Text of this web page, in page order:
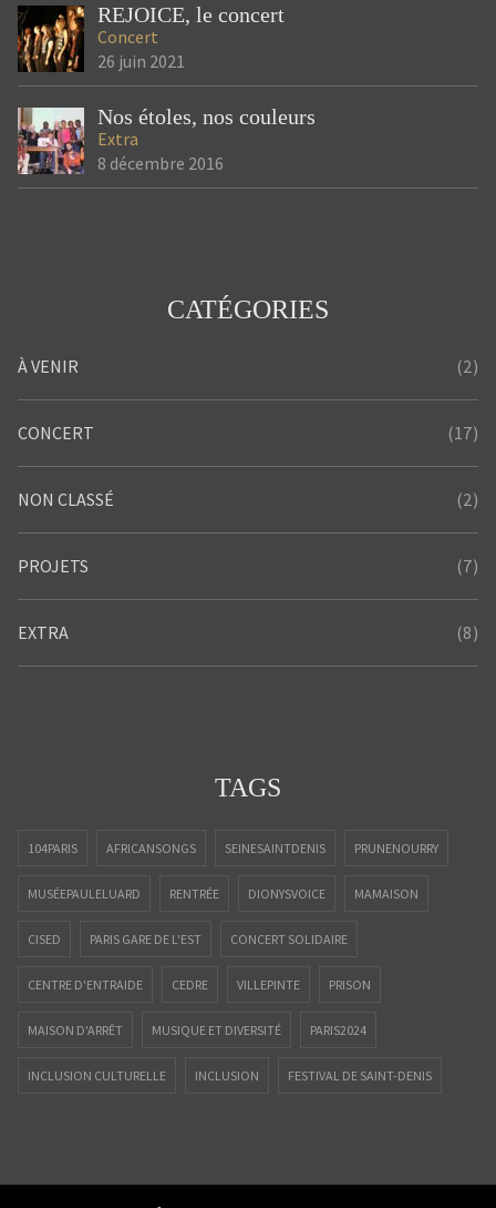
REJOICE, le concert
Concert
26 juin 2021
Nos étoles, nos couleurs
Extra
8 décembre 2016
CATÉGORIES
À VENIR (2)
CONCERT (17)
NON CLASSÉ (2)
PROJETS (7)
EXTRA (8)
TAGS
104PARIS AFRICANSONGS SEINESAINTDENIS PRUNENOURRY
MUSÉEPAULELUARD RENTRÉE DIONYSVOICE MAMAISON
CISED PARIS GARE DE L'EST CONCERT SOLIDAIRE
CENTRE D'ENTRAIDE CEDRE VILLEPINTE PRISON
MAISON D'ARRÊT MUSIQUE ET DIVERSITÉ PARIS2024
INCLUSION CULTURELLE INCLUSION FESTIVAL DE SAINT-DENIS